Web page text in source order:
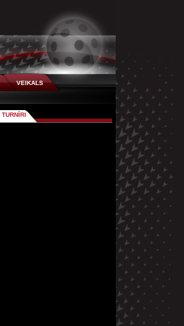
VEIKALS
TURNĪRI